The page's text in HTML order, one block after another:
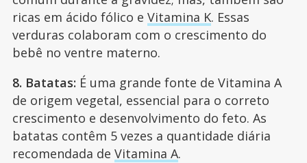
ricas em ácido fólico e Vitamina K. Essas
verduras colaboram com o crescimento do
bebê no ventre materno.
8. Batatas: É uma grande fonte de Vitamina A
de origem vegetal, essencial para o correto
crescimento e desenvolvimento do feto. As
batatas contêm 5 vezes a quantidade diária
recomendada de Vitamina A.